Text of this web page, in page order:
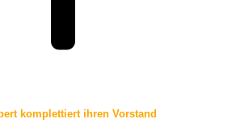
komplettiert ihren Vorstand